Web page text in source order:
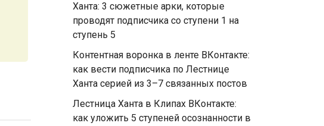
Ханта: 3 сюжетные арки, которые
проводят подписчика со ступени 1 на
ступень 5
Контентная воронка в ленте ВКонтакте:
как вести подписчика по Лестнице
Ханта серией из 3–7 связанных постов
Лестница Ханта в Клипах ВКонтакте:
как уложить 5 ступеней осознанности в